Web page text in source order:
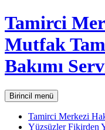
İçeriğe
atla
Tamirci
Mutfak
Bakımı
AraBirincil menü
Tamirci Merkezi
Yüzsüzler Fikirden